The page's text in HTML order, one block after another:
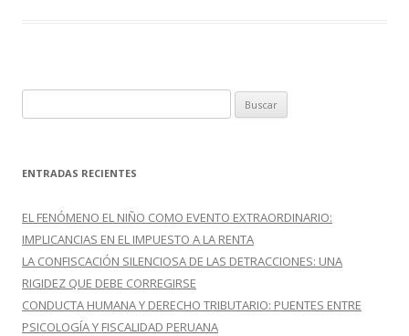
u
c
r
:
ENTRADAS RECIENTES
EL FENÓMENO EL NIÑO COMO EVENTO EXTRAORDINARIO:
IMPLICANCIAS EN EL IMPUESTO A LA RENTA
LA CONFISCACIÓN SILENCIOSA DE LAS DETRACCIONES: UNA
RIGIDEZ QUE DEBE CORREGIRSE
CONDUCTA HUMANA Y DERECHO TRIBUTARIO: PUENTES ENTRE
PSICOLOGÍA Y FISCALIDAD PERUANA